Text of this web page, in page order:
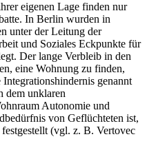
eigenen Lage finden nur
In Berlin wurden in
unter der Leitung der
und Soziales Eckpunkte für
Der lange Verbleib in den
eine Wohnung zu finden,
genannt
dem unklaren
Autonomie und
von Geflüchteten ist,
(vgl. z. B. Vertovec